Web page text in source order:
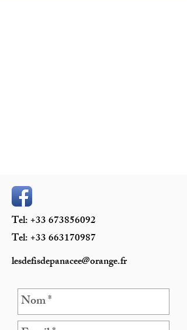
Tel: +33673856092
Tel: +33663170987
lesdefisdepanacee@orange.fr